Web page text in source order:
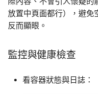
放置中頁面都行），避免
反而顯眼。
監控與健康檢查
看容器狀態與日誌：